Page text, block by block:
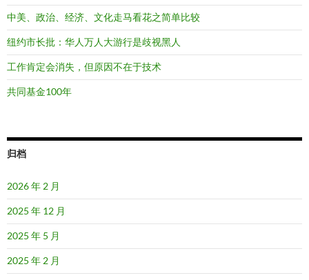
中美、政治、经济、文化走马看花之简单比较
纽约市长批：华人万人大游行是歧视黑人
工作肯定会消失，但原因不在于技术
共同基金100年
归档
2026 年 2 月
2025 年 12 月
2025 年 5 月
2025 年 2 月